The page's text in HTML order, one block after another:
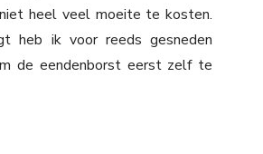
heel veel moeite te kosten.
heb ik voor reeds gesneden
de eendenborst eerst zelf te